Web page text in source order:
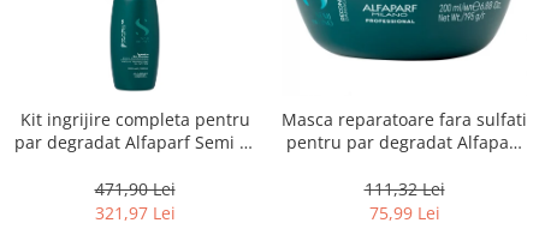
Kit ingrijire completa pentru
par degradat Alfaparf Semi di
Reparative, Salon Size
471,90 Lei
321,97 Lei
Masca reparatoare fara sulfati
pentru par degradat Alfaparf
Reconstruction, 200 ml
111,32 Lei
75,99 Lei